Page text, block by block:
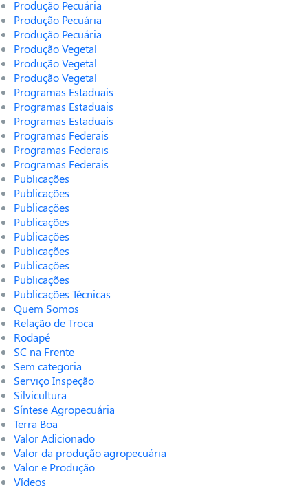
Produção Pecuária
Produção Pecuária
Produção Pecuária
Produção Vegetal
Produção Vegetal
Produção Vegetal
Programas Estaduais
Programas Estaduais
Programas Estaduais
Programas Federais
Programas Federais
Programas Federais
Publicações
Publicações
Publicações
Publicações
Publicações
Publicações
Publicações
Publicações
Publicações Técnicas
Quem Somos
Relação de Troca
Rodapé
SC na Frente
Sem categoria
Serviço Inspeção
Silvicultura
Síntese Agropecuária
Terra Boa
Valor Adicionado
Valor da produção agropecuária
Valor e Produção
Vídeos